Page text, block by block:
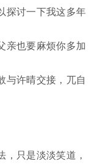
探讨一下我这多年
亲也要麻烦你多加
与许晴交接，兀自
只是淡淡笑道，